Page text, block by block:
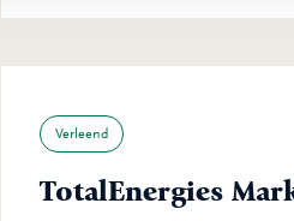
Verleend
TotalEnergies